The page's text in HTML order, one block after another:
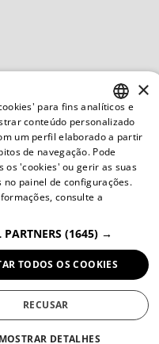
PORTUGUESE
ENGLISH
×
para fins analíticos e
conteúdo personalizado
um perfil elaborado a partir
de navegação. Pode
os 'cookies' ou gerir as suas
no painel de configurações.
consulte a
(1645) →
TODOS OS COOKIES
RECUSAR
MOSTRAR DETALHES